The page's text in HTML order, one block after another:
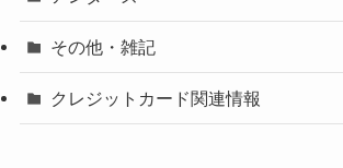
その他・雑記
クレジットカード関連情報